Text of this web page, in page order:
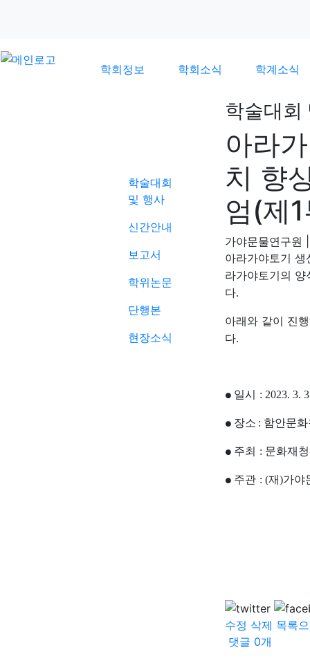
학회정보 학회소식 학계소식
학술대회
및 행사
신간안내
보고서
학위논문
단행본
현장소식
학술대회
아라
치 향
엄(제
가야문물연구원
아라가야토기
라가야토기의 양
다.
아래와 같이 진
다.
● 일시 : 2023. 3.
● 장소 : 함안문
● 주최 : 문화재청
● 주관 : (재)가야
수정 삭제 목록
댓글 0개